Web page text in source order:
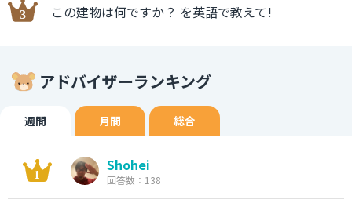
この建物は何ですか？ を英語で教えて!
アドバイザーランキング
週間 月間 総合
Shohei
回答数：138